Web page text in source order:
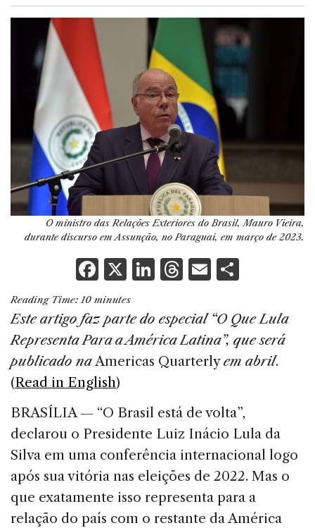
O ministro das Relações Exteriores do Brasil, Mauro Vieira,
durante discurso em Assunção, no Paraguai, em março de 2023.
F
a
c
e
b
o
o
k
X Li
k
e
dI
T
re
a
d
E
ai
l
ar
e
Reading Time:10 minutes
Este artigo faz parte do especial “O Que Lula
Representa Para a América Latina”, que será
publicado naAmericas Quarterlyem abril.
(Read in English)
BRASÍLIA — “O Brasil está de volta”,
declarou o Presidente Luiz Inácio Lula da
Silva em uma conferência internacional logo
após sua vitória nas eleições de 2022. Mas o
que exatamente isso representa para a
relação do país com o restante da América